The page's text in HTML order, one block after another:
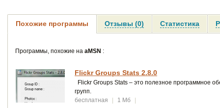
Похожие программы Отзывы (0) Статистика
Программы, похожие на aMSN :
Flickr Groups Stats 2.8.0
Flickr Groups Stats – это полезное программное
групп.
бесплатная
| 1 Мб |